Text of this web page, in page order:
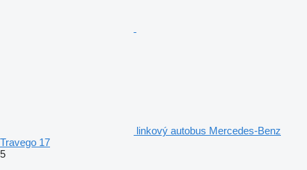
linkový autobus Mercedes-Benz
Travego 17
5